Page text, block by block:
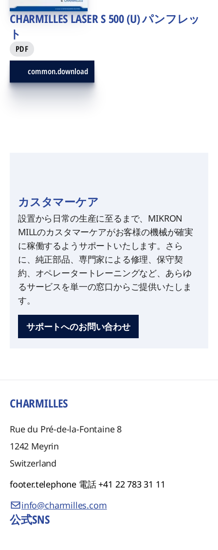
CHARMILLES LASER S 500 (U) パンフレッ
ト
PDF
common.download
カスタマーケア
設置から日常の生産に至るまで、MIKRON
MILLのカスタマーケアがお客様の機械が確実
に稼働するようサポートいたします。さら
に、純正部品、専門家による修理、保守契
約、オペレータートレーニングなど、あらゆ
るサービスを単一の窓口からご提供いたしま
す。
サポートへのお問い合わせ
CHARMILLES
Rue du Pré-de-la-Fontaine 8
1242 Meyrin
Switzerland
footer.telephone 電話 +41 22 783 31 11
info@charmilles.com
公式SNS